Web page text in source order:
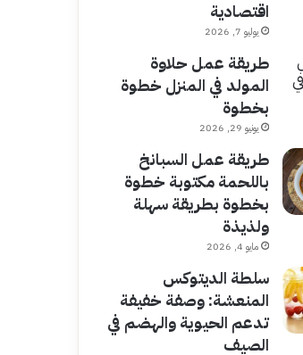
اقتصادية
يوليو 7, 2026
طريقة عمل حلاوة
المولد في المنزل خطوة
بخطوة
يونيو 29, 2026
طريقة عمل السبانخ
باللحمة مكتوبة خطوة
بخطوة بطريقة سهلة
ولذيذة
مايو 4, 2026
سلطة الديتوكس
المنعشة: وصفة خفيفة
تدعم الحيوية والهضم في
الصيف